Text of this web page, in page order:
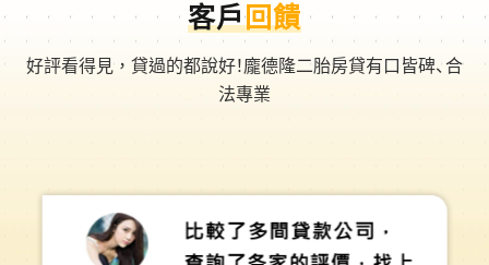
客戶回饋
好評看得見，貸過的都說好！龐德隆二胎房貸有口皆碑、合
法專業